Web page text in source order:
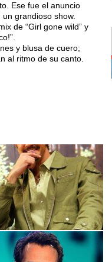
Ese fue el anuncio
grandioso show.
de “Girl gone wild” y
y blusa de cuero;
al ritmo de su canto.